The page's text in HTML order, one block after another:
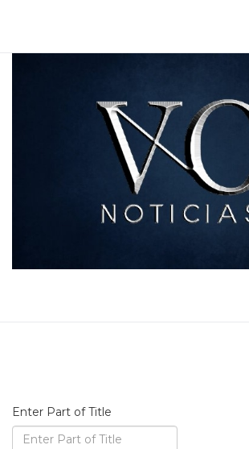
Enter Part of Title